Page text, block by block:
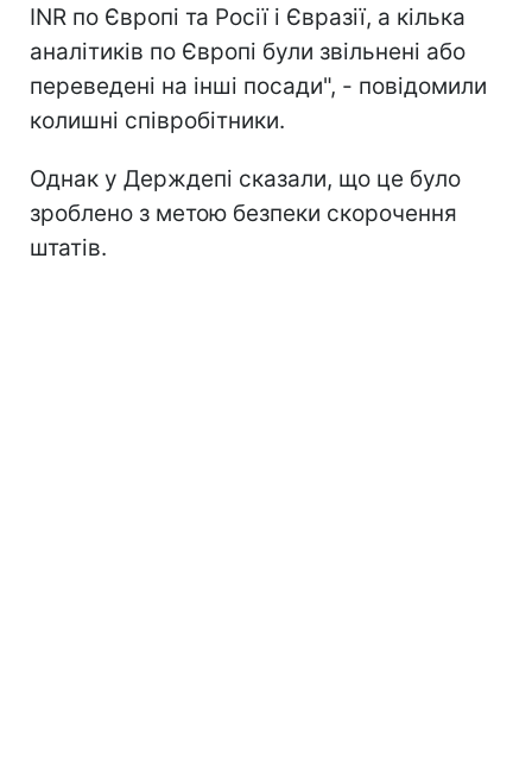
INR по Європі та Росії і Євразії, а кілька
аналітиків по Європі були звільнені або
переведені на інші посади", - повідомили
колишні співробітники.
Однак у Держдепі сказали, що це було
зроблено з метою безпеки скорочення
штатів.